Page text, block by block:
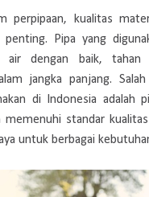
perpipaan, kualitas
penting. Pipa yang
air dengan baik,
jangka panjang.
di Indonesia adalah
standar
untuk berbagai